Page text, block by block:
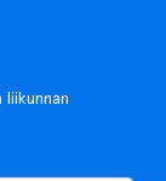
liikunnan